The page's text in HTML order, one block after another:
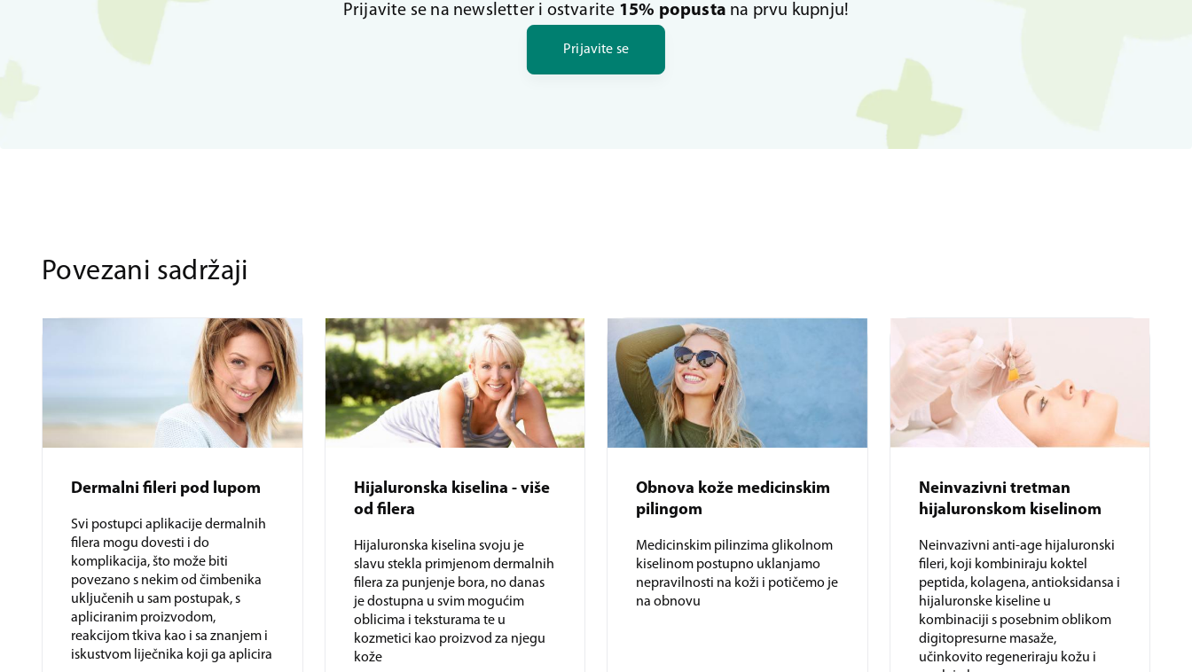
Prijavite se na newsletter i ostvarite 15% popusta na prvu kupnju!
Prijavite se
Povezani sadržaji
Dermalni fileri pod lupom
Svi postupci aplikacije dermalnih
filera mogu dovesti i do
komplikacija, što može biti
povezano s nekim od čimbenika
uključenih u sam postupak, s
apliciranim proizvodom,
reakcijom tkiva kao i sa znanjem i
iskustvom liječnika koji ga aplicira
Hijaluronska kiselina - više
od filera
Hijaluronska kiselina svoju je
slavu stekla primjenom dermalnih
filera za punjenje bora, no danas
je dostupna u svim mogućim
oblicima i teksturama te u
kozmetici kao proizvod za njegu
kože
Obnova kože medicinskim
pilingom
Medicinskim pilinzima glikolnom
kiselinom postupno uklanjamo
nepravilnosti na koži i potičemo je
na obnovu
Neinvazivni tretman
hijaluronskom kiselinom
Neinvazivni anti-age hijaluronski
fileri, koji kombiniraju koktel
peptida, kolagena, antioksidansa i
hijaluronske kiseline u
kombinaciji s posebnim oblikom
digitopresurne masaže,
učinkovito regeneriraju kožu i